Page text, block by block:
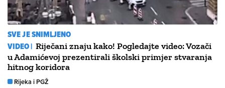
SVE JE SNIMLJENO
VIDEO | Riječani znaju kako! Pogledajte video: Vozači
u Adamićevoj prezentirali školski primjer stvaranja
hitnog koridora
Rijeka i PGŽ